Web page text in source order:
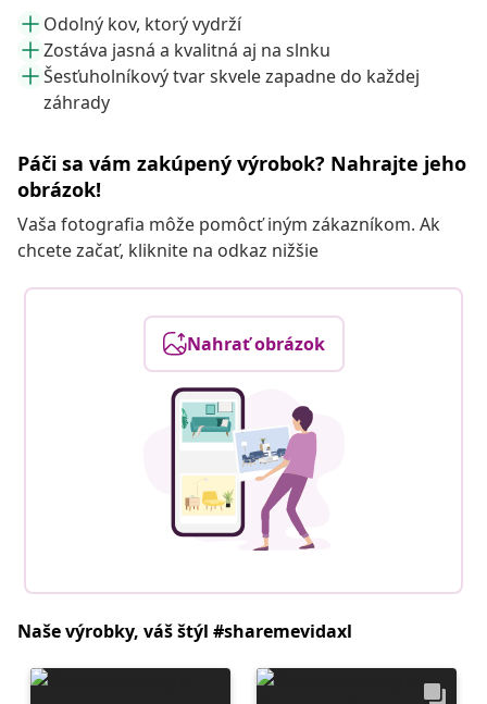
Odolný kov, ktorý vydrží
Zostáva jasná a kvalitná aj na slnku
Šesťuholníkový tvar skvele zapadne do každej
záhrady
Páči sa vám zakúpený výrobok? Nahrajte jeho
obrázok!
Vaša fotografia môže pomôcť iným zákazníkom. Ak
chcete začať, kliknite na odkaz nižšie
Nahrať obrázok
Naše výrobky, váš štýl #sharemevidaxl